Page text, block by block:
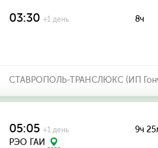
03:30 +1 день 8ч
СТАВРОПОЛЬ-ТРАНСЛЮКС (ИП
05:05 +1 день
РЭО ГАИ
9ч